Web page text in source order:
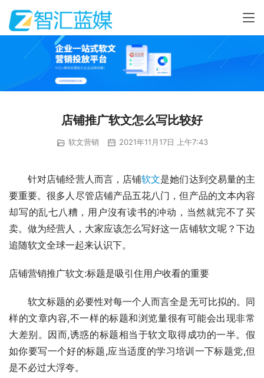
店铺推广软文怎么写比较好
软文营销 2021年11月17日 上午7:43
针对店铺经营人而言，店铺软文是她们达到交易量的主
要重要。很多人尽管店铺产品五花八门，但产品的文本內容
却写的乱七八糟，用户沒有读书的冲动，当然就完不了买
卖。做为经营人，大家应该怎么写好这一店铺软文呢？下边
追随软文全球一起来认识下。
店铺营销推广软文:标题是吸引住用户收看的重要
软文标题的必要性对每一个人而言全是无可比拟的。同
样的文章内容,不一样的标题和浏览量很有可能会出现非常
大差别。因而,诱惑的标题相当于软文取得成功的一半。假
如你要写一个好的标题,应当适度的学习培训一下标题党,但
是不必过大浮夸。